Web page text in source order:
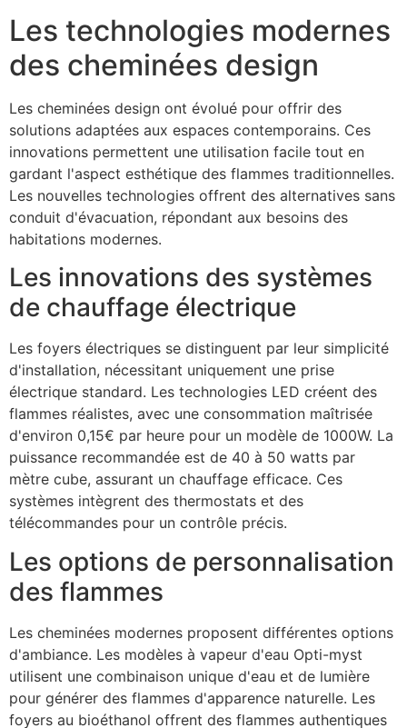
Les technologies modernes
des cheminées design
Les cheminées design ont évolué pour offrir des
solutions adaptées aux espaces contemporains. Ces
innovations permettent une utilisation facile tout en
gardant l'aspect esthétique des flammes traditionnelles.
Les nouvelles technologies offrent des alternatives sans
conduit d'évacuation, répondant aux besoins des
habitations modernes.
Les innovations des systèmes
de chauffage électrique
Les foyers électriques se distinguent par leur simplicité
d'installation, nécessitant uniquement une prise
électrique standard. Les technologies LED créent des
flammes réalistes, avec une consommation maîtrisée
d'environ 0,15€ par heure pour un modèle de 1000W. La
puissance recommandée est de 40 à 50 watts par
mètre cube, assurant un chauffage efficace. Ces
systèmes intègrent des thermostats et des
télécommandes pour un contrôle précis.
Les options de personnalisation
des flammes
Les cheminées modernes proposent différentes options
d'ambiance. Les modèles à vapeur d'eau Opti-myst
utilisent une combinaison unique d'eau et de lumière
pour générer des flammes d'apparence naturelle. Les
foyers au bioéthanol offrent des flammes authentiques